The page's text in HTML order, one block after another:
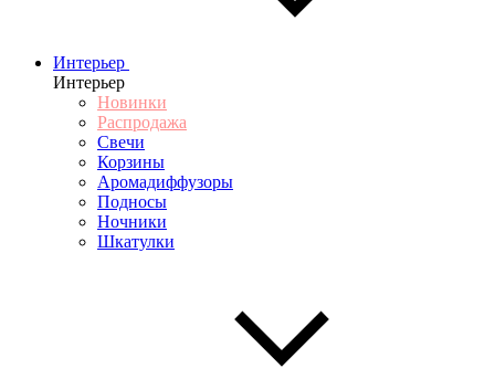
Интерьер
Интерьер
Новинки
Распродажа
Свечи
Корзины
Аромадиффузоры
Подносы
Ночники
Шкатулки